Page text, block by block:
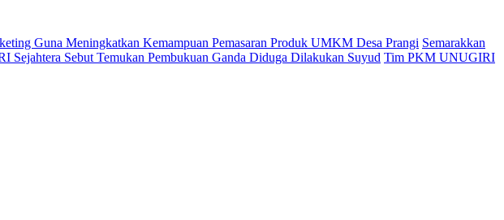
Guna Meningkatkan Kemampuan Pemasaran Produk UMKM Desa Prangi Semarakkan
Sejahtera Sebut Temukan Pembukuan Ganda Diduga Dilakukan Suyud Tim PKM UNUGIRI